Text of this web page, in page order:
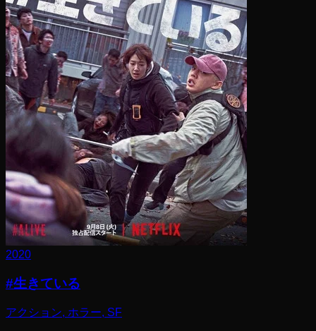
2020
#生きている
アクション, ホラー, SF